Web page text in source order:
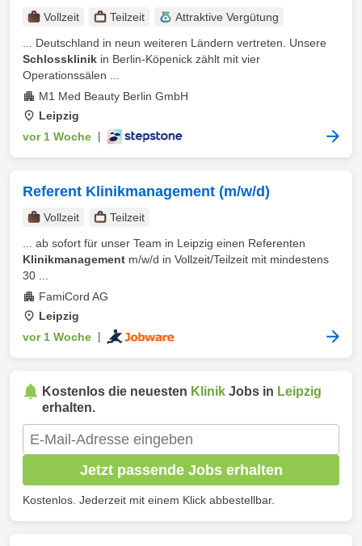
Vollzeit Teilzeit
Attraktive Vergütung
... Deutschland in neun weiteren Ländern vertreten. Unsere
Schlossklinik in Berlin-Köpenick zählt mit vier
Operationssälen ...
M1 Med Beauty Berlin GmbH
Leipzig
vor 1 Woche
Referent Klinikmanagement (m/w/d)
Vollzeit
Teilzeit
... ab sofort für unser Team in Leipzig einen Referenten
Klinikmanagement m/w/d in Vollzeit/Teilzeit mit mindestens
30 ...
FamiCord AG
Leipzig
vor 1 Woche
Kostenlos die neuesten Klinik Jobs in Leipzig
erhalten.
Jetzt passende Jobs erhalten
Kostenlos. Jederzeit mit einem Klick abbestellbar.